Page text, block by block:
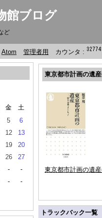
館ブログ
ど
Atom 管理者用 カウンタ :
金
土
5
6
12
13
19
20
26
27
-
-
-
-
東京都市計画の遺
東京都市計画の遺
トラックバック一覧